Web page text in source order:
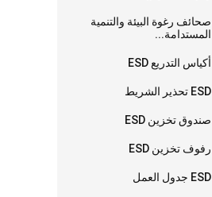
صحائف رغوة البيئة والتنمية
المستدامة...
أكياس التدريع ESD
ESD تحذير الشريط
صندوق تخزين ESD
رفوف تخزين ESD
ESD جدول العمل